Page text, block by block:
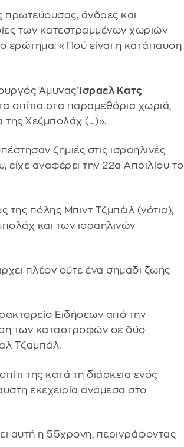
πρωτεύουσας, άνδρες και
των κατεστραμμένων χωριών
ερώτημα: «Πού είναι η κατάπαυση
Άμυνας Ίσραελ Κατς
σπίτια στα παραμεθόρια χωριά,
της Χεζμπολάχ (…)».
ζημιές στις ισραηλινές
αναφέρει την 22α Απριλίου το
της πόλης Μπιντ Τζμπέιλ (νότια),
και των ισραηλινών
πλέον ούτε ένα σημάδι ζωής
Ειδήσεων από την
των καταστροφών σε δύο
Τζαμπάλ.
της κατά τη διάρκεια ενός
εκεχειρία ανάμεσα στο
αυτή η 55χρονη, περιγράφοντας